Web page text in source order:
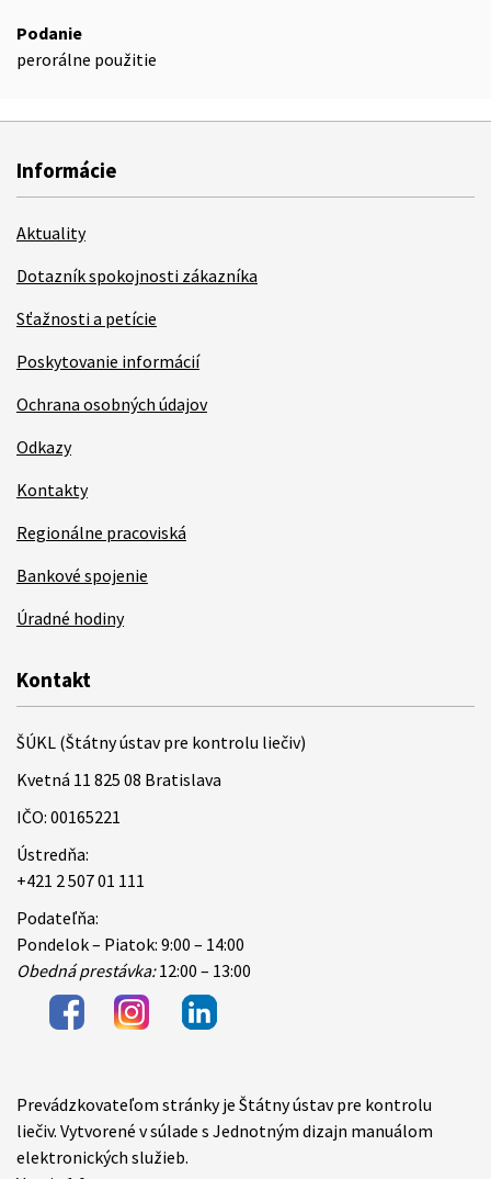
Podanie
perorálne použitie
Informácie
Aktuality
Dotazník spokojnosti zákazníka
Sťažnosti a petície
Poskytovanie informácií
Ochrana osobných údajov
Odkazy
Kontakty
Regionálne pracoviská
Bankové spojenie
Úradné hodiny
Kontakt
ŠÚKL (Štátny ústav pre kontrolu liečiv)
Kvetná 11 825 08 Bratislava
IČO: 00165221
Ústredňa:
+421 2 507 01 111
Podateľňa:
Pondelok – Piatok: 9:00 – 14:00
Obedná prestávka:12:00 – 13:00
Items
Prevádzkovateľom stránky je Štátny ústav pre kontrolu
liečiv. Vytvorené v súlade s Jednotným dizajn manuálom
elektronických služieb.